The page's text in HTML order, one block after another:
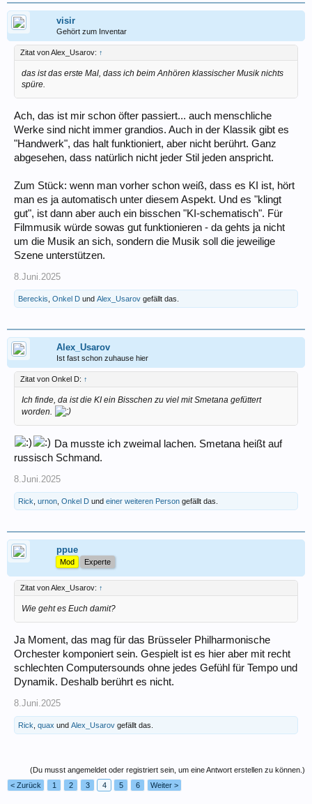
visir
Gehört zum Inventar
Zitat von Alex_Usarov: ↑
das ist das erste Mal, dass ich beim Anhören klassischer Musik nichts
spüre.
Ach, das ist mir schon öfter passiert... auch menschliche
Werke sind nicht immer grandios. Auch in der Klassik gibt es
"Handwerk", das halt funktioniert, aber nicht berührt. Ganz
abgesehen, dass natürlich nicht jeder Stil jeden anspricht.
Zum Stück: wenn man vorher schon weiß, dass es KI ist, hört
man es ja automatisch unter diesem Aspekt. Und es "klingt
gut", ist dann aber auch ein bisschen "KI-schematisch". Für
Filmmusik würde sowas gut funktionieren - da gehts ja nicht
um die Musik an sich, sondern die Musik soll die jeweilige
Szene unterstützen.
8.Juni.2025
Bereckis Onkel D und Alex_Usarov gefällt das.
Alex_Usarov
Ist fast schon zuhause hier
Zitat von Onkel D: ↑
Ich finde, da ist die KI ein Bisschen zu viel mit Smetana gefüttert
worden.
Da musste ich zweimal lachen. Smetana heißt auf
russisch Schmand.
8.Juni.2025
Rick urnon Onkel D und einer weiteren Person gefällt das.
ppue
Mod Experte
Zitat von Alex_Usarov: ↑
Wie geht es Euch damit?
Ja Moment, das mag für das Brüsseler Philharmonische
Orchester komponiert sein. Gespielt ist es hier aber mit recht
schlechten Computersounds ohne jedes Gefühl für Tempo und
Dynamik. Deshalb berührt es nicht.
8.Juni.2025
Rick quax und Alex_Usarov gefällt das.
(Du musst angemeldet oder registriert sein, um eine Antwort erstellen zu können.)
< Zurück
1 2 3 4 5 6 Weiter >